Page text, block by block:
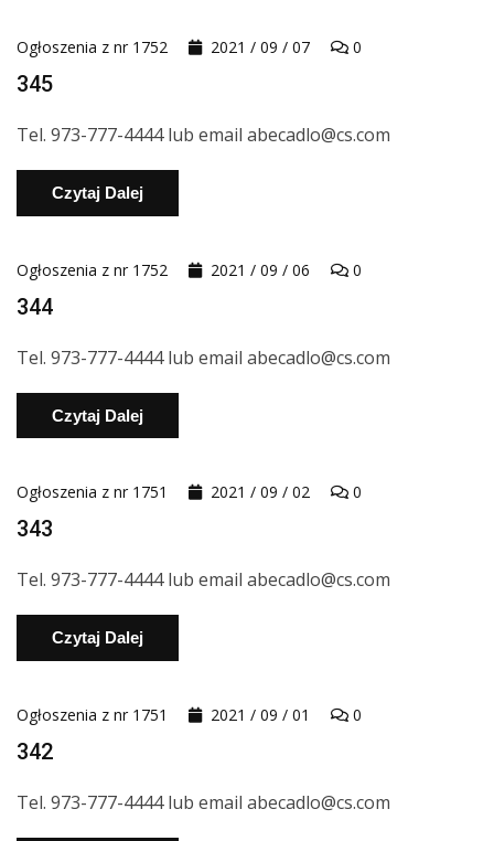
Ogłoszenia z nr 1752 2021 / 09 / 07 0
345
Tel. 973-777-4444 lub email abecadlo@cs.com
Czytaj Dalej
Ogłoszenia z nr 1752 2021 / 09 / 06 0
344
Tel. 973-777-4444 lub email abecadlo@cs.com
Czytaj Dalej
Ogłoszenia z nr 1751 2021 / 09 / 02 0
343
Tel. 973-777-4444 lub email abecadlo@cs.com
Czytaj Dalej
Ogłoszenia z nr 1751 2021 / 09 / 01 0
342
Tel. 973-777-4444 lub email abecadlo@cs.com